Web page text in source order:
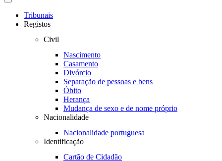
Toggle
navigationTribunais
Registos
Civil
Nascimento
Casamento
Divórcio
Separação de pessoas e bens
Óbito
Herança
Mudança de sexo e de nome próprio
Nacionalidade
Nacionalidade portuguesa
Identificação
Cartão de Cidadão